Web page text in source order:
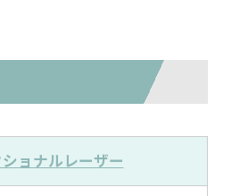
ョナルレーザー